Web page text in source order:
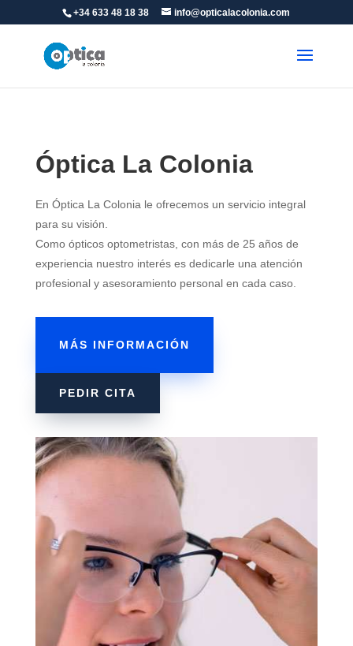
+34 633 48 18 38 info@opticalacolonia.com
Óptica La Colonia
En Óptica La Colonia le ofrecemos un servicio integral
para su visión.
Como ópticos optometristas, con más de 25 años de
experiencia nuestro interés es dedicarle una atención
profesional y asesoramiento personal en cada caso.
MÁS INFORMACIÓN
PEDIR CITA